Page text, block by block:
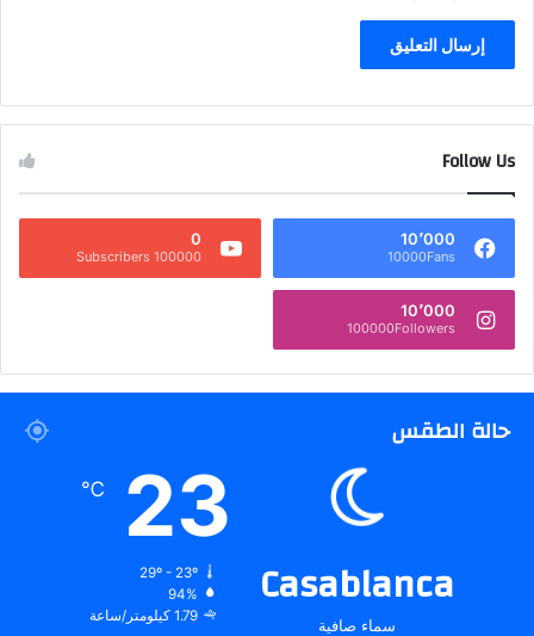
Follow Us
10٬000
10000Fans
0
100000 Subscribers
10٬000
100000Followers
حالة الطقس
Casablanca
سماء صافية
23
℃
29º - 23º
94%
1.79 كيلومتر/ساعة